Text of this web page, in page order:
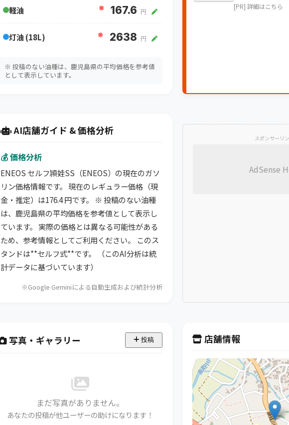
軽油 ※ 167.6 円
灯油 (18L) ※ 2638 円
※ 投稿のない油種は、鹿児島県の平均価格を参考値
として表示しています。
[PR] 詳細はこちら
AI店舗ガイド & 価格分析
💰 価格分析
ENEOS セルフ頴娃SS（ENEOS）の現在のガソ
リン価格情報です。 現在のレギュラー価格（現
金・推定）は176.4 円です。 ※ 投稿のない油種
は、鹿児島県の平均価格を参考値として表示し
ています。 実際の価格とは異なる可能性がある
ため、参考情報としてご利用ください。 このス
タンドは**セルフ式**です。 （このAI分析は統
計データに基づいています）
※Google Geminiによる自動生成および統計分析
スポンサーリ
AdSense
写真・ギャラリー 投稿
まだ写真がありません。
あなたの投稿が他ユーザーの助けになります！
店舗情報